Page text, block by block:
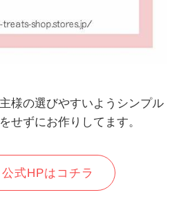
様の選びやすいようシンプル
せずにお作りしてます。
式HPはコチラ